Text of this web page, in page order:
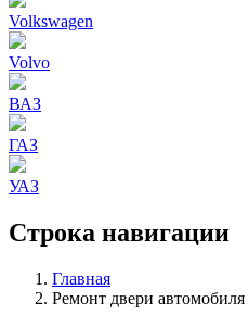
Volkswagen
Volvo
ВАЗ
ГАЗ
УАЗ
Строка навигации
Главная
Ремонт двери автомобиля